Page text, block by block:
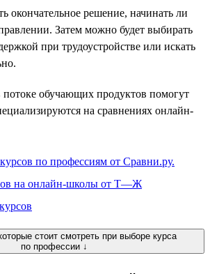
окончательное решение, начинать ли
Затем можно будет выбирать
при трудоустройстве или искать
потоке обучающих продуктов помогут
на сравнениях онлайн-
по профессиям от Сравни.ру.
на онлайн-школы от Т—Ж
стоит смотреть при выборе курса
по профессии ↓